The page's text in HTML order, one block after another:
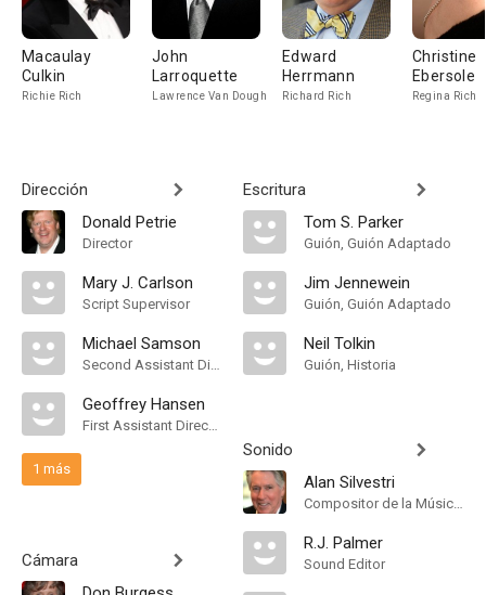
Macaulay
Culkin
Richie Rich
John
Larroquette
Lawrence Van Dough
Edward
Herrmann
Richard Rich
Christine
Ebersole
Regina Rich
Dirección
Donald Petrie
Director
Mary J. Carlson
Script Supervisor
Michael Samson
Second Assistant Director
Geoffrey Hansen
First Assistant Director
1 más
Cámara
Escritura
Tom S. Parker
Guión, Guión Adaptado
Jim Jennewein
Guión, Guión Adaptado
Neil Tolkin
Guión, Historia
Sonido
Alan Silvestri
Compositor de la Música Original
R.J. Palmer
Sound Editor